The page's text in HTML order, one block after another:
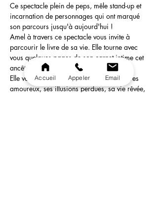
Ce spectacle plein de peps, mêle stand-up et
incarnation de personnages qui ont marqué
son parcours jusqu'à aujourd'hui !
Amel à travers ce spectacle vous invite à
parcourir le livre de sa vie. Elle tourne avec
vous quelques pages de son carnet intime cet
ancêtre de Facebook.
Elle vous raconte avec humour ses déboires
amoureux, ses illusions perdues, sa vie rêvée,
Accueil Appeler Email